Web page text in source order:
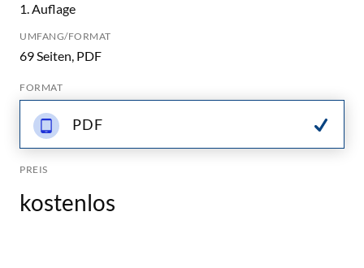
1. Auflage
UMFANG/FORMAT
69 Seiten, PDF
FORMAT
PDF
PREIS
kostenlos